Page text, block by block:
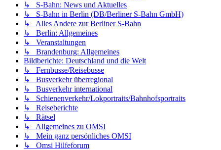
↳ S-Bahn: News und Aktuelles
↳ S-Bahn in Berlin (DB/Berliner S-Bahn GmbH)
↳ Alles Andere zur Berliner S-Bahn
↳ Berlin: Allgemeines
↳ Veranstaltungen
↳ Brandenburg: Allgemeines
Bildberichte: Deutschland und die Welt
↳ Fernbusse/Reisebusse
↳ Busverkehr überregional
↳ Busverkehr international
↳ Schienenverkehr/Lokportraits/Bahnhofsportraits
↳ Reiseberichte
↳ Rätsel
↳ Allgemeines zu OMSI
↳ Mein ganz persönliches OMSI
↳ Omsi Hilfeforum